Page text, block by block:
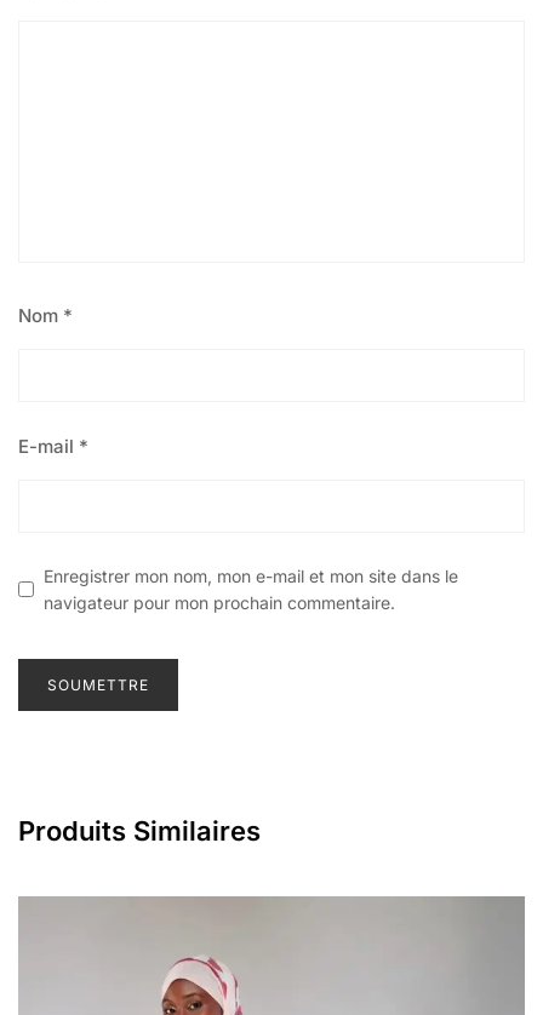
Nom *
E-mail *
Enregistrer mon nom, mon e-mail et mon site dans le
navigateur pour mon prochain commentaire.
Produits Similaires